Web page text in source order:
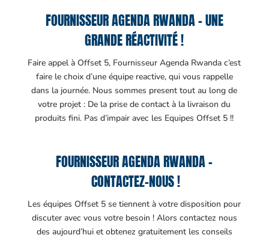
FOURNISSEUR AGENDA RWANDA – UNE
GRANDE RÉACTIVITÉ !
Faire appel à Offset 5, Fournisseur Agenda Rwanda c’est
faire le choix d’une équipe reactive, qui vous rappelle
dans la journée. Nous sommes present tout au long de
votre projet : De la prise de contact à la livraison du
produits fini. Pas d’impair avec les Equipes Offset 5 !!
FOURNISSEUR AGENDA RWANDA –
CONTACTEZ-NOUS !
Les équipes Offset 5 se tiennent à votre disposition pour
discuter avec vous votre besoin ! Alors contactez nous
des aujourd’hui et obtenez gratuitement les conseils